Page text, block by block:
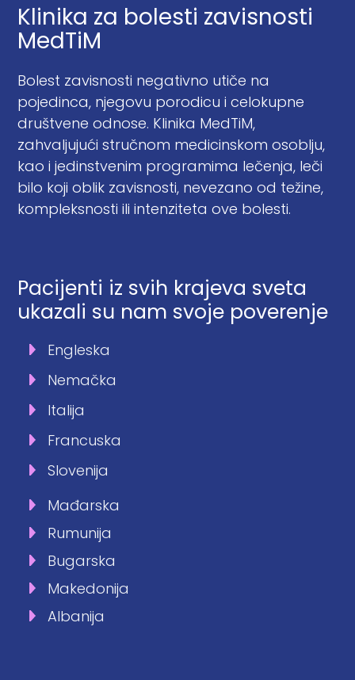
Klinika za bolesti zavisnosti
MedTiM
Bolest zavisnosti negativno utiče na
pojedinca, njegovu porodicu i celokupne
društvene odnose. Klinika MedTiM,
zahvaljujući stručnom medicinskom osoblju,
kao i jedinstvenim programima lečenja, leči
bilo koji oblik zavisnosti, nevezano od težine,
kompleksnosti ili intenziteta ove bolesti.
Pacijenti iz svih krajeva sveta
ukazali su nam svoje poverenje
Engleska
Nemačka
Italija
Francuska
Slovenija
Mađarska
Rumunija
Bugarska
Makedonija
Albanija